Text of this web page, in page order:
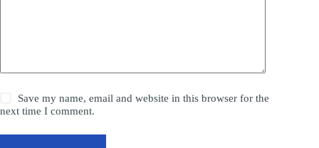
Save my name, email and website in this browser for the
next time I comment.